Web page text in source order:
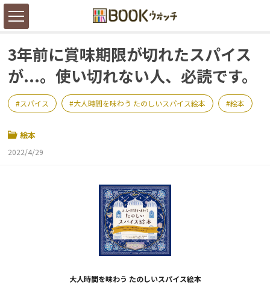
3年前に賞味期限が切れたスパイス
が...。使い切れない人、必読です。
スパイス 大人時間を味わう たのしいスパイス絵本 絵本
絵本
2022/4/29
大人時間を味わう たのしいスパイス絵本